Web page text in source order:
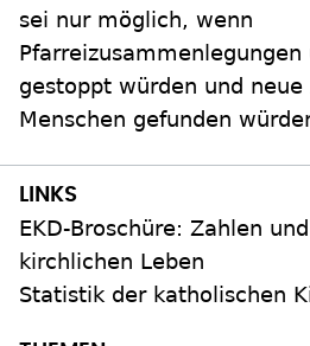
sei nur möglich, wenn
gestoppt würden und neue
Menschen gefunden
EKD-Broschüre: Zahlen
kirchlichen Leben
Statistik der katholischen